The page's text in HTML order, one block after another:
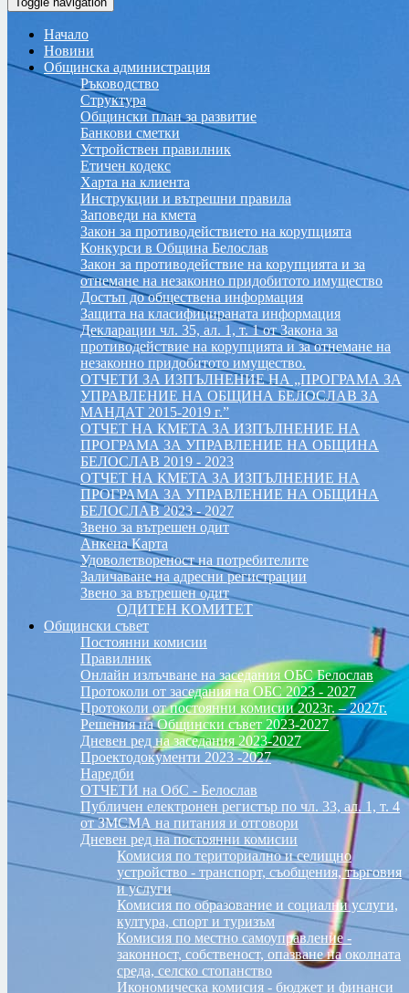
Начало
Новини
Общинска администрация
Ръководство
Структура
Общински план за развитие
Банкови сметки
Устройствен правилник
Етичен кодекс
Харта на клиента
Инструкции и вътрешни правила
Заповеди на кмета
Закон за противодействието на корупцията
Конкурси в Община Белослав
Закон за противодействие на корупцията и за
отнемане на незаконно придобитото имущество
Достъп до обществена информация
Защита на класифицираната информация
Декларации чл. 35, ал. 1, т. 1 от Закона за
противодействие на корупцията и за отнемане на
незаконно придобитото имущество.
ОТЧЕТИ ЗА ИЗПЪЛНЕНИЕ НА „ПРОГРАМА ЗА
УПРАВЛЕНИЕ НА ОБЩИНА БЕЛОСЛАВ ЗА
МАНДАТ 2015-2019 г.”
ОТЧЕТ НА КМЕТА ЗА ИЗПЪЛНЕНИЕ НА
ПРОГРАМА ЗА УПРАВЛЕНИЕ НА ОБЩИНА
БЕЛОСЛАВ 2019 - 2023
ОТЧЕТ НА КМЕТА ЗА ИЗПЪЛНЕНИЕ НА
ПРОГРАМА ЗА УПРАВЛЕНИЕ НА ОБЩИНА
БЕЛОСЛАВ 2023 - 2027
Звено за вътрешен одит
Анкена Карта
Удоволетвореност на потребителите
Заличаване на адресни регистрации
Звено за вътрешен одит
ОДИТЕН КОМИТЕТ
Общински съвет
Постоянни комисии
Правилник
Онлайн излъчване на заседания ОБС Белослав
Протоколи от заседания на ОБС 2023 - 2027
Протоколи от постоянни комисии 2023г. – 2027г.
Решения на Общински съвет 2023-2027
Дневен ред на заседания 2023-2027
Проектодокументи 2023 -2027
Наредби
ОТЧЕТИ на ОбС - Белослав
Публичен електронен регистър по чл. 33, ал. 1, т. 4
от ЗМСМА на питания и отговори
Дневен ред на постоянни комисии
Комисия по териториално и селищно
устройство - транспорт, съобщения, търговия
и услуги
Комисия по образование и социални услуги,
култура, спорт и туризъм
Комисия по местно самоуправление -
законност, собственост, опазване на околната
среда, селско стопанство
Икономическа комисия - бюджет и финанси